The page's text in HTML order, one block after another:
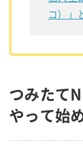
コ）」
つみたて
やって始